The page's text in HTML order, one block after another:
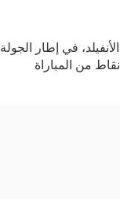
في إطار الجولة
نقاط من المباراة